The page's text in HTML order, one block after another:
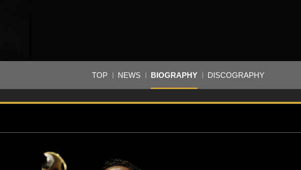
TOP NEWS BIOGRAPHY DISCOGRAPHY